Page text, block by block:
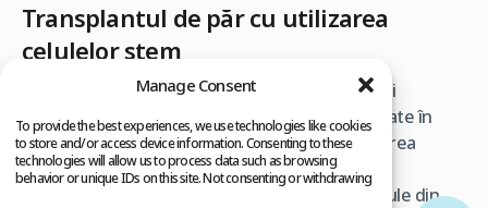
Manage Consent
To provide the best experiences, we use technologies like cookies
to store and/or access device information. Consenting to these
technologies will allow us to process data such as browsing
behavior or unique IDs on this site. Not consenting or withdrawing
Transplantul de păr cu utilizarea
celulelor stem
Terapia cu celule stem este una dintre cele mai
promițătoare ramuri medicale, majoritatea aflate în
cercetare. Principiul acestei tehnici este utilizarea
celulelor stem (celule nediferențiate care au
capacitatea de a evolua în diferite tipuri de celule din